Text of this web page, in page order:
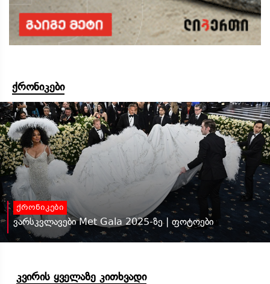
ქრონიკები
ქრონიკები
ვარსკვლავები Met Gala 2025-ზე | ფოტოები
კვირის ყველაზე კითხვადი